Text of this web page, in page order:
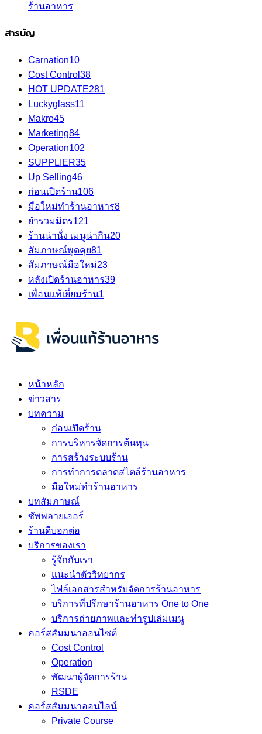
ร้านอาหาร
สารบัญ
Carnation10
Cost Control 38
HOT UPDATE281
Luckyglass11
Makro45
Marketing84
Operation102
SUPPLIER35
Up Selling46
ก่อนเปิดร้าน106
มือใหม่ทำร้านอาหาร8
ยำรวมมิตร121
ร้านน่านั่ง เมนูน่ากิน20
สัมภาษณ์พูดคุย81
สัมภาษณ์มือใหม่23
หลังเปิดร้านอาหาร39
เพื่อนแท้เยี่ยมร้าน1
หน้าหลัก
ข่าวสาร
บทความ
ก่อนเปิดร้าน
การบริหารจัดการต้นทุน
การสร้างระบบร้าน
การทำการตลาดสไตล์ร้านอาหาร
มือใหม่ทำร้านอาหาร
บทสัมภาษณ์
ซัพพลายเออร์
ร้านดีบอกต่อ
บริการของเรา
รู้จักกับเรา
แนะนำตัววิทยากร
ไฟล์เอกสารสำหรับจัดการร้านอาหาร
บริการที่ปรึกษาร้านอาหาร One to One
บริการถ่ายภาพและทำรูปเล่มเมนู
คอร์สสัมมนาออนไซต์
Cost Control
Operation
พัฒนาผู้จัดการร้าน
RSDE
คอร์สสัมมนาออนไลน์
Private Course